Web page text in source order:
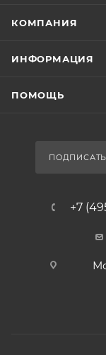
КОМПАНИЯ
ИНФОРМАЦИЯ
ПОМОЩЬ
+7